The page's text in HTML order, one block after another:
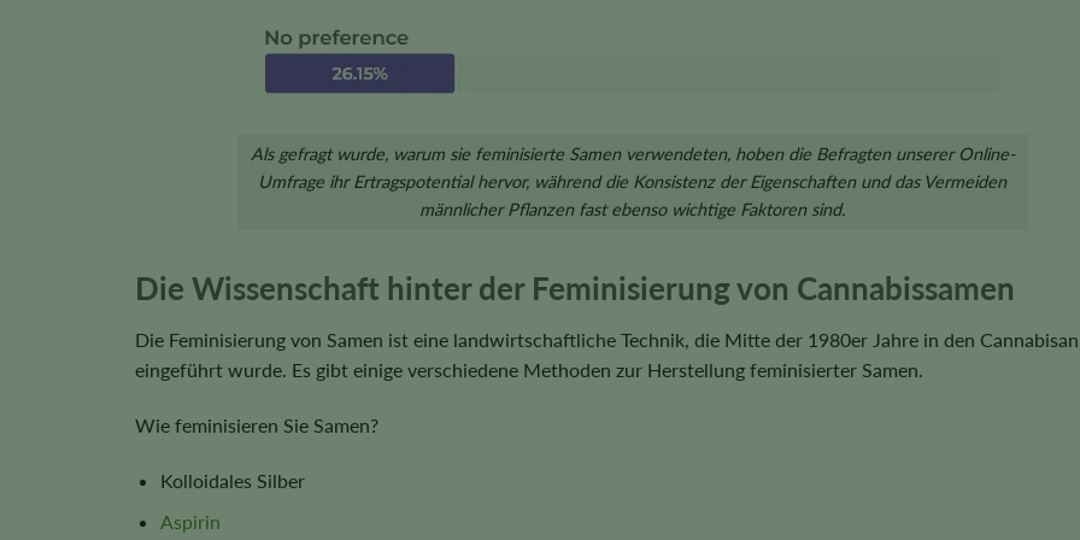
Als gefragt wurde, warum sie feminisierte Samen verwendeten, hoben die Befragten unserer Online-
Umfrage ihr Ertragspotential hervor, während die Konsistenz der Eigenschaften und das Vermeiden
männlicher Pflanzen fast ebenso wichtige Faktoren sind.
Die Wissenschaft hinter der Feminisierung von Cannabissamen
Die Feminisierung von Samen ist eine landwirtschaftliche Technik, die Mitte der 1980er Jahre in den
eingeführt wurde. Es gibt einige verschiedene Methoden zur Herstellung feminisierter Samen.
Wie feminisieren Sie Samen?
Kolloidales Silber
Aspirin